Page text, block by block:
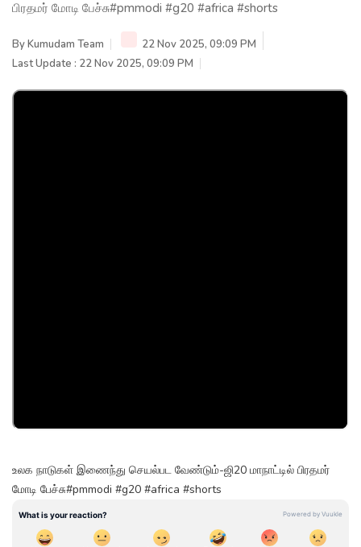
பிரதமர் மோடி பேச்சு#pmmodi #g20 #africa #shorts
ByKumudam Team
22 Nov 2025, 09:09 PM
Last Update : 22 Nov 2025, 09:09 PM
உலக நாடுகள் இணைந்து செயல்பட வேண்டும்-ஜி20 மாநாட்டில் பிரதமர்
மோடி பேச்சு#pmmodi #g20 #africa #shorts